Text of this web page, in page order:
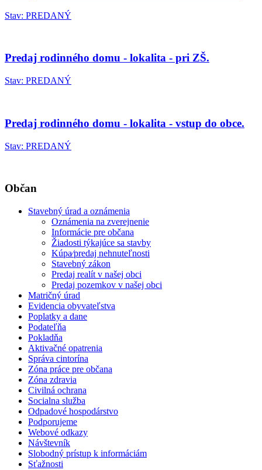
Stav: PREDANÝ
Predaj rodinného domu - lokalita - pri ZŠ.
Stav: PREDANÝ
Predaj rodinného domu - lokalita - vstup do obce.
Stav: PREDANÝ
Občan
Stavebný úrad a oznámenia
Oznámenia na zverejnenie
Informácie pre občana
Žiadosti týkajúce sa stavby
Kúpa⁄predaj nehnuteľnosti
Stavebný zákon
Predaj realít v našej obci
Predaj pozemkov v našej obci
Matričný úrad
Evidencia obyvateľstva
Poplatky a dane
Podateľňa
Pokladňa
Aktivačné opatrenia
Správa cintorína
Zóna práce pre občana
Zóna zdravia
Civilná ochrana
Socialna služba
Odpadové hospodárstvo
Podporujeme
Webové odkazy
Návštevník
Slobodný prístup k informáciám
Sťažnosti